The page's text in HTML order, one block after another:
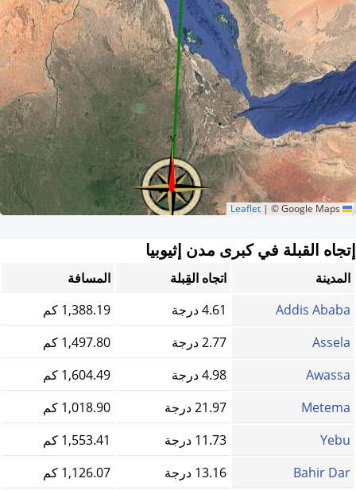
| © Google Maps
إتجاه القبلة في كبرى مدن إثيوبيا
المدينة اتجاه القِبلة
المسافة
Addis Ababa
4.61 درجة
1,388.19 كم
Assela
2.77 درجة
1,497.80 كم
Awassa
4.98 درجة
1,604.49 كم
Metema
21.97 درجة
1,018.90 كم
Yebu
11.73 درجة
1,553.41 كم
Bahir Dar
13.16 درجة
1,126.07 كم